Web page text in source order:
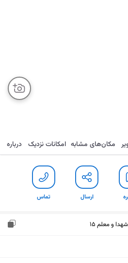
ارسال تماس مکان‌های مشابه امکانات نزدیک درباره
ارسال تماس
و معلم 15